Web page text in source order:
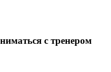
с тренером